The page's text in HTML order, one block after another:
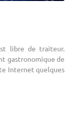
libre de traiteur.
gastronomique de
Internet quelques